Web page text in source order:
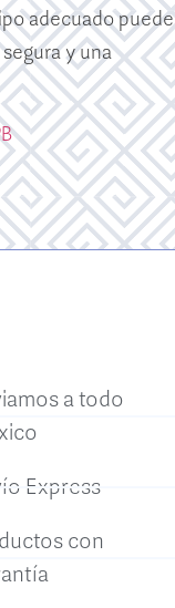
adecuado puede
y una
a todo
Express
con